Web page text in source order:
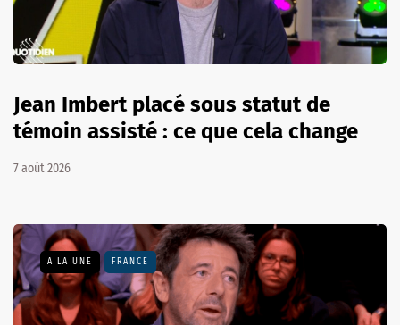
Jean Imbert placé sous statut de
témoin assisté : ce que cela change
7 août 2026
A LA UNE FRANCE